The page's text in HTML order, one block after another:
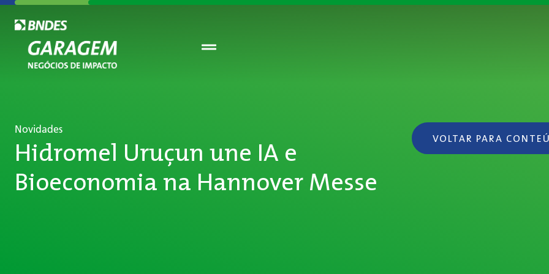
Novidades
Hidromel Uruçun une IA e
Bioeconomia na Hannover Messe
VOLTAR PARA